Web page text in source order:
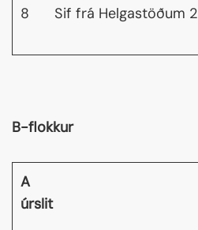
8 Sif frá Helgastöðum 2
B-flokkur
A
úrslit